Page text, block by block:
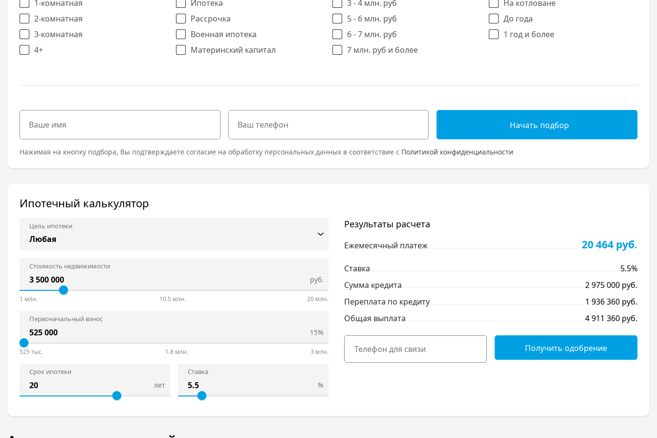
1-комнатная
2-комнатная
3-комнатная
4+
Ипотека
Рассрочка
Военная ипотека
Материнский капитал
3 - 4 млн. руб
5 - 6 млн. руб
6 - 7 млн. руб
7 млн. руб и более
На котловане
До года
1 год и более
Начать подбор
Нажимая на кнопку подбора, Вы подтверждаете согласие на обработку персональных данных в соответствие с Политикой конфиденциальности
Ипотечный калькулятор
Цель ипотеки
Стоимость недвижимости
руб.
1 млн. 10.5 млн. 20 млн.
Первоначальный взнос
15%
525 тыс. 1.8 млн. 3 млн.
Срок ипотеки
лет
Ставка
%
Результаты расчета
Ежемесячный платеж 20 464 руб.
Ставка
5.5%
Сумма кредита
2 975 000 руб.
Переплата по кредиту
1 936 360 руб.
Общая выплата
4 911 360 руб.
Получить одобрение